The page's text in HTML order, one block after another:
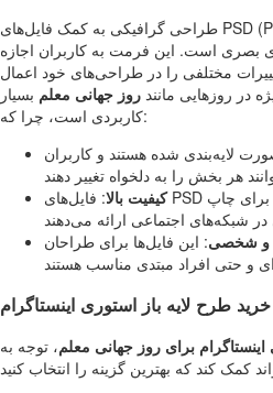
طراحی گرافیکی به کمک فایل‌های PSD (Photoshop Document) یکی از
بصری است. این فرمت به کاربران اجازه
مختلفی را در طراحی‌های خود اعمال
در روزهایی مانند روز جهانی معلم بسیار
کاربردی است، چرا که:
لایه‌بندی شده هستند و کاربران
کیفیت بالا: فایل‌های PSD به دلیل رزولوشن بالا، کیفیت عالی برای چاپ
و شخصی: این فایل‌ها برای طراحان
طرح لایه باز استوری اینستاگرام
برای روز جهانی معلم، توجه به